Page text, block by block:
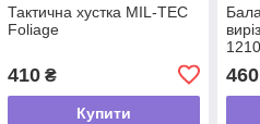
Тактична хустка MIL-TEC
Foliage
410₴
Купити
460